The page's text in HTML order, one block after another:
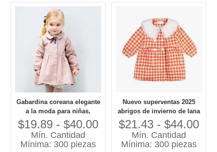
Gabardina coreana elegante
a la moda para niñas,
prendas de vestir de estilo
elegante de longitud larga
$19.89 - $40.00
Mín. Cantidad
Mínima: 300 piezas
Nuevo superventas 2025
abrigos de invierno de lana
personalizados para niñas
prendas de vestir exteriores
largas para bebés abrigo a
cuadros naranja para niñas
$21.43 - $44.00
Mín. Cantidad
Mínima: 300 piezas